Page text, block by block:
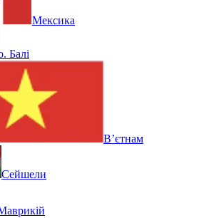
Мексика
Балі
В’єтнам
Сейшели